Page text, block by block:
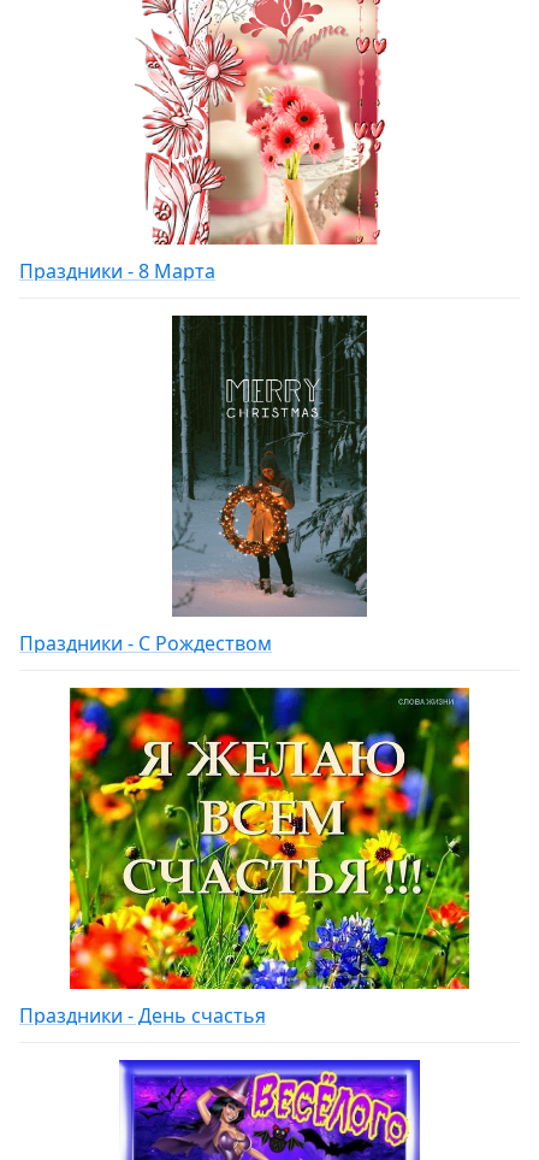
Праздники - 8 Марта
Праздники - С Рождеством
Праздники - День счастья